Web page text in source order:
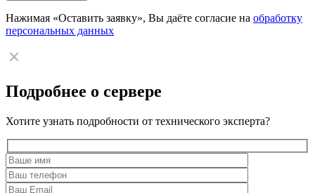
Нажимая «Оставить заявку», Вы даёте согласие на обработку
персональных данных
Подробнее о сервере
Хотите узнать подробности от технического эксперта?